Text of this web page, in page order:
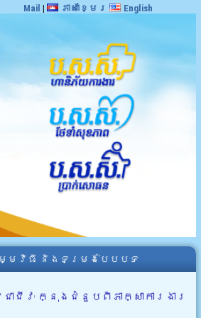
Mail | ភាសាខ្មែរ English
មវិធី និងទម្រង់បែបបទ
ៈ ក្នុងជំនួបពិភាក្សាការងារ